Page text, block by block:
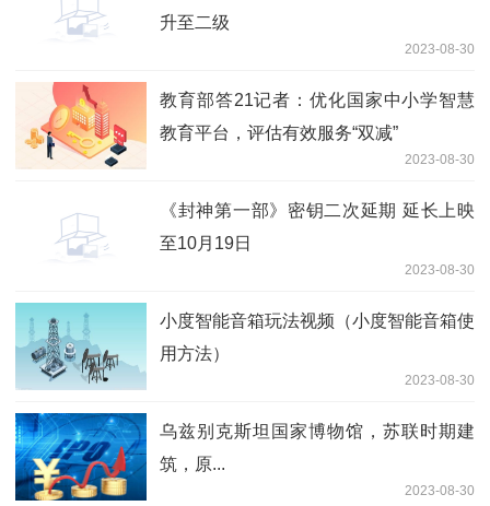
升至二级
2023-08-30
教育部答21记者：优化国家中小学智慧
教育平台，评估有效服务“双减”
2023-08-30
《封神第一部》密钥二次延期 延长上映
至10月19日
2023-08-30
小度智能音箱玩法视频（小度智能音箱使
用方法）
2023-08-30
乌兹别克斯坦国家博物馆，苏联时期建
筑，原...
2023-08-30